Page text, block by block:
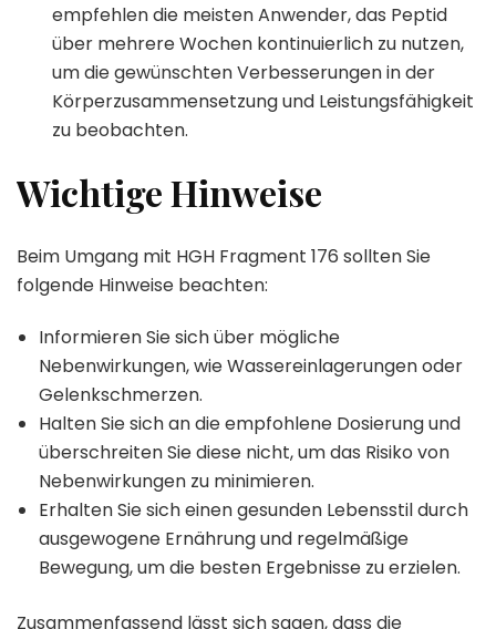
empfehlen die meisten Anwender, das Peptid
über mehrere Wochen kontinuierlich zu nutzen,
um die gewünschten Verbesserungen in der
Körperzusammensetzung und Leistungsfähigkeit
zu beobachten.
Wichtige Hinweise
Beim Umgang mit HGH Fragment 176 sollten Sie
folgende Hinweise beachten:
Informieren Sie sich über mögliche
Nebenwirkungen, wie Wassereinlagerungen oder
Gelenkschmerzen.
Halten Sie sich an die empfohlene Dosierung und
überschreiten Sie diese nicht, um das Risiko von
Nebenwirkungen zu minimieren.
Erhalten Sie sich einen gesunden Lebensstil durch
ausgewogene Ernährung und regelmäßige
Bewegung, um die besten Ergebnisse zu erzielen.
Zusammenfassend lässt sich sagen, dass die